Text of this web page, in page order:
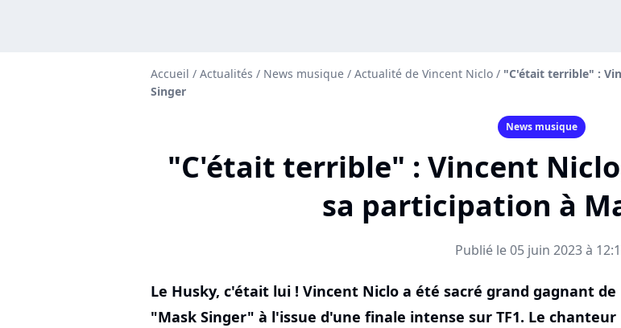
Accueil / Actualités / News musique / Actualité de Vincent Niclo / "C'était terrible" :
Singer
News musique
"C'était terrible" : Vincent
sa participation à
Publié le 05 juin 2023 à
Le Husky, c'était lui ! Vincent Niclo a été sacré grand gagnant de
"Mask Singer" à l'issue d'une finale intense sur TF1. Le chanteur